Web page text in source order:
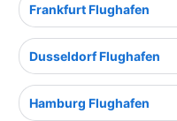
Frankfurt Flughafen
Dusseldorf Flughafen
Hamburg Flughafen